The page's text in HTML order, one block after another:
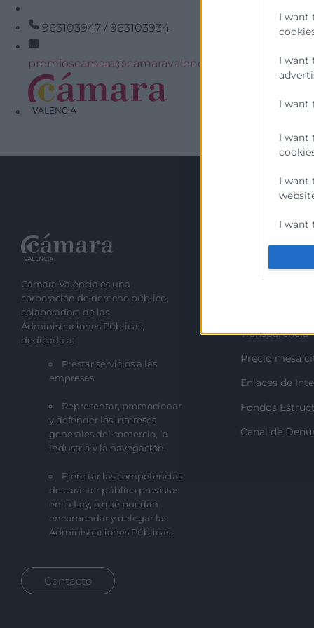
I want
I want
I want
I want
I want
I want
I
963103947 / 963103934
premioscamara@camaravalencia.com
Cámara València es una
corporación de derecho público,
colaboradora de las
Administraciones Públicas,
dedicada a:
Prestar servicios a las
empresas.
Representar, promocionar
y defender los intereses
generales del comercio, la
industria y la navegación.
Ejercitar las competencias
de carácter público previstas
en la Ley, o que puedan
encomendar y delegar las
Administraciones Públicas.
Contacto
Recursos
Sobre la
Transparencia
Precio mesa
Enlaces de
Fondos
Canal de